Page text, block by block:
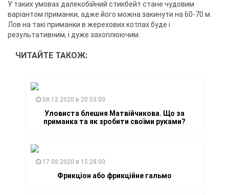
У таких умовах далекобійний стикбейт стане чудовим
варіантом приманки, адже його можна закинути на 60-70 м.
Лов на такі приманки в жерехових котлах буде і
результативним, і дуже захоплюючим.
ЧИТАЙТЕ ТАКОЖ:
08.12.2020 в 20:53:00
Уловиста блешня Матвійчикова. Що за
приманка та як зробити своїми руками?
17.08.2020 в 15:28:00
Фрикціон або фрикційне гальмо